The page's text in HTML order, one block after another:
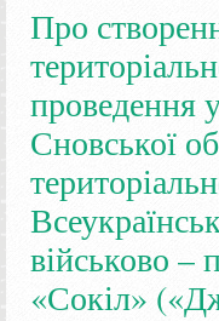
Про
проведення
Сновської
військово –
«Сокіл»